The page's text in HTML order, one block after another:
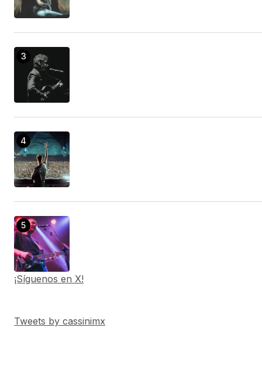
¡Síguenos en X!
Tweets by cassinimx